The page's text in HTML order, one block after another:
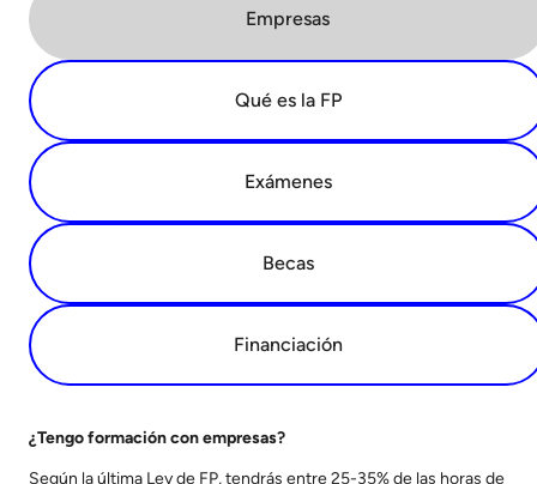
Empresas
Qué es la FP
Exámenes
Becas
Financiación
¿Tengo formación con empresas?
Según la última Ley de FP, tendrás entre 25-35% de las horas de